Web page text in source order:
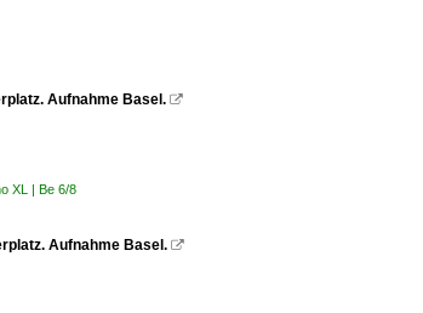
Aufnahme Basel. 
XL | Be 6/8
Aufnahme Basel. 